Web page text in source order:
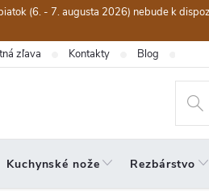
(6. - 7. augusta 2026) nebude k
zľava Kontakty Blog
Kuchynské nože Rezbárstvo